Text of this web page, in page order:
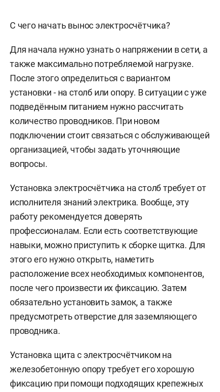
С чего начать вынос электросчётчика?
Для начала нужно узнать о напряжении в сети, а
также максимально потребляемой нагрузке.
После этого определиться с вариантом
установки - на столб или опору. В ситуации с уже
подведённым питанием нужно рассчитать
количество проводников. При новом
подключении стоит связаться с обслуживающей
организацией, чтобы задать уточняющие
вопросы.
Установка электросчётчика на столб требует от
исполнителя знаний электрика. Вообще, эту
работу рекомендуется доверять
профессионалам. Если есть соответствующие
навыки, можно приступить к сборке щитка. Для
этого его нужно открыть, наметить
расположение всех необходимых компонентов,
после чего произвести их фиксацию. Затем
обязательно установить замок, а также
предусмотреть отверстие для заземляющего
проводника.
Установка щита с электросчётчиком на
железобетонную опору требует его хорошую
фиксацию при помощи подходящих крепежных